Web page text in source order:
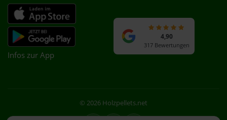
Infos zur App
4,90
317 Bewertungen
© 2026 Holzpellets.net